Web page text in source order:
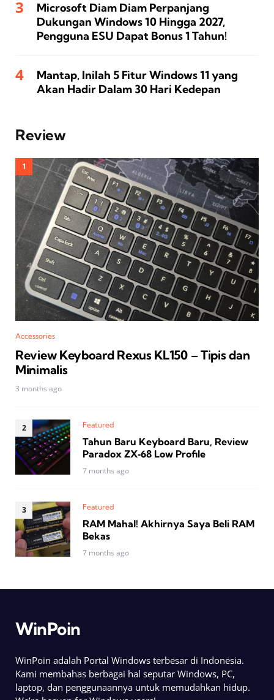
Microsoft Diam Diam Perpanjang
Dukungan Windows 10 Hingga 2027,
Pengguna ESU Dapat Bonus 1 Tahun!
Mantap, Inilah 5 Fitur Windows 11 yang
Akan Hadir Dalam 30 Hari Kedepan
Review
Accessories
Review Keyboard Rexus KL150 – Tipis dan
Minimalis
3 months ago
Featured
Tahun Baru Keyboard Baru, Review
Paradox ZX‑68 Low Profile
7 months ago
Featured
RAM Mahal! Akhirnya Saya Beli RAM
Bekas
7 months ago
WinPoin
WinPoin adalah Portal Windows terbesar di Indonesia.
Kami membahas berbagai hal seputar Windows, PC,
laptop, dan penggunaannya untuk memudahkan hidup.